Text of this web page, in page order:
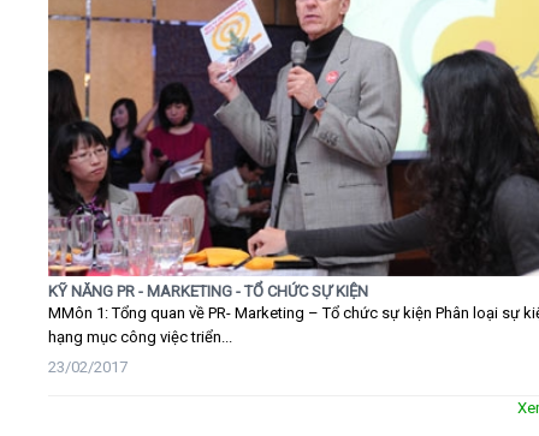
KỸ NĂNG PR - MARKETING - TỔ CHỨC SỰ KIỆN
MMôn 1: Tổng quan về PR- Marketing – Tổ chức sự kiện Phân loại sự
hạng mục công việc triển...
23/02/2017